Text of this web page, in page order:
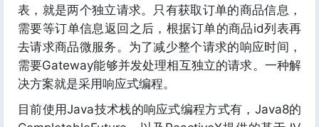
表，就是两个独立请求。只有获取订单的商品信息，
需要等订单信息返回之后，根据订单的商品id列表再
去请求商品微服务。为了减少整个请求的响应时间，
需要Gateway能够并发处理相互独立的请求。一种解
决方案就是采用响应式编程。
目前使用Java技术栈的响应式编程方式有，Java8的